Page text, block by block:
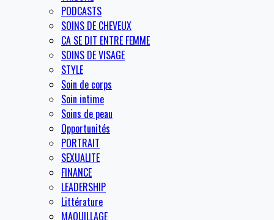
PODCASTS
SOINS DE CHEVEUX
CA SE DIT ENTRE FEMME
SOINS DE VISAGE
STYLE
Soin de corps
Soin intime
Soins de peau
Opportunités
PORTRAIT
SEXUALITE
FINANCE
LEADERSHIP
Littérature
MAQUILLAGE